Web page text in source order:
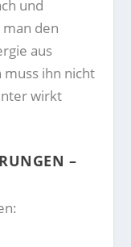
und
den
aus
ihn nicht
wirkt
–